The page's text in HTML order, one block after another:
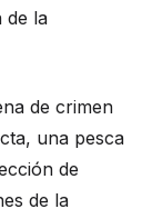
de la
de crimen
una pesca
de
de la